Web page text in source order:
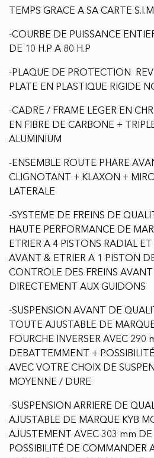
TEMPS GRACE A SA CARTE S.I.M
-COURBE DE PUISSANCE
DE 10 H.P A 80 H.P
-PLAQUE DE PROTECTION
PLATE EN PLASTIQUE RIGIDE
-CADRE / FRAME LEGER EN
EN FIBRE DE CARBONE +
ALUMINIUM
-ENSEMBLE ROUTE PHARE
CLIGNOTANT + KLAXON +
LATERALE
-SYSTEME DE FREINS DE
HAUTE PERFORMANCE DE
ETRIER A 4 PISTONS RADIAL
AVANT & ETRIER A 1 PISTON
CONTROLE DES FREINS AVANT
DIRECTEMENT AUX GUIDONS
-SUSPENSION AVANT DE
TOUTE AJUSTABLE DE
FOURCHE INVERSER AVEC 290
DEBATTEMMENT +
AVEC VOTRE CHOIX DE
MOYENNE / DURE
-SUSPENSION ARRIERE DE
AJUSTABLE DE MARQUE KYB
AJUSTEMENT AVEC 303 mm
POSSIBILITÉ DE COMMANDER